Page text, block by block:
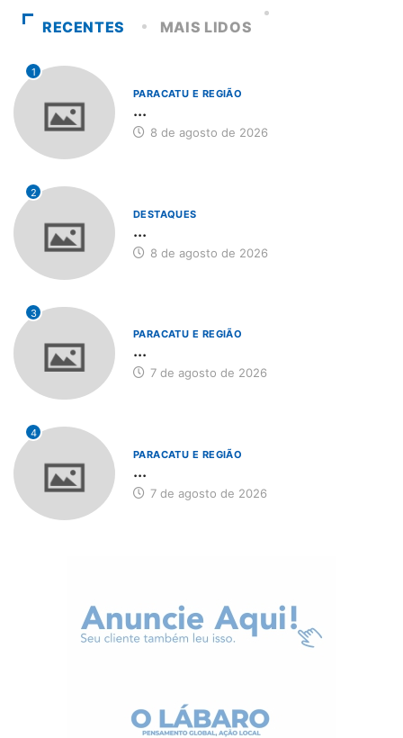
RECENTES MAIS LIDOS
1
PARACATU E REGIÃO
...
8 de agosto de 2026
2
DESTAQUES
...
8 de agosto de 2026
3
PARACATU E REGIÃO
...
7 de agosto de 2026
4
PARACATU E REGIÃO
...
7 de agosto de 2026